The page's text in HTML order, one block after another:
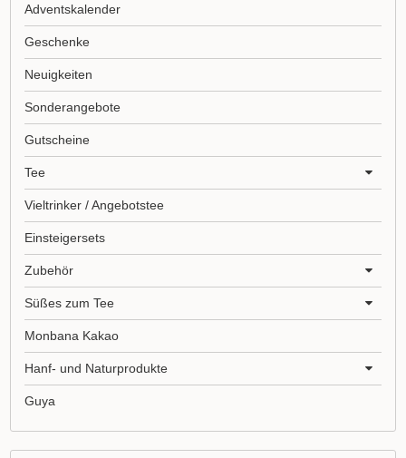
Adventskalender
Geschenke
Neuigkeiten
Sonderangebote
Gutscheine
Tee
Vieltrinker / Angebotstee
Einsteigersets
Zubehör
Süßes zum Tee
Monbana Kakao
Hanf- und Naturprodukte
Guya